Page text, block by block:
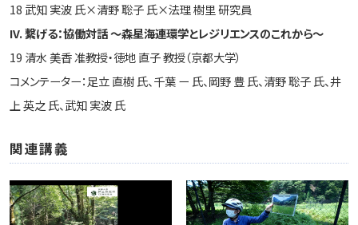
18 武知 実波 氏×清野 聡子 氏×法理 樹里 研究員
IV. 繋げる：協働対話 ～森星海連環学とレジリエンスのこれから～
19 清水 美香 准教授・徳地 直子 教授（京都大学）
コメンテーター：足立 直樹 氏、千葉 ー 氏、岡野 豊 氏、清野 聡子 氏、井
上 英之 氏、武知 実波 氏
関連講義